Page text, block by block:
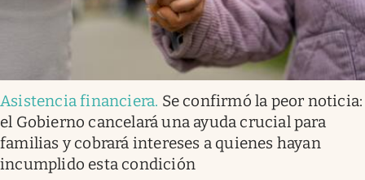
Asistencia financiera. Se confirmó la peor noticia:
el Gobierno cancelará una ayuda crucial para
familias y cobrará intereses a quienes hayan
incumplido esta condición